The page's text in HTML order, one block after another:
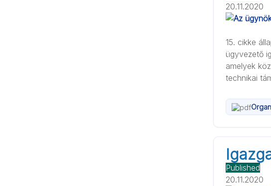
20.11.2020
15. cikke
ügyvezető
amelyek
technikai
Published
20.11.2020